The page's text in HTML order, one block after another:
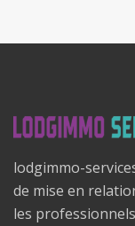
lodgimmo-
de mise en
les